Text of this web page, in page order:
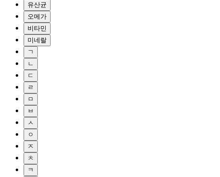
유산균
오메가
비타민
미네랄
ㄱ
ㄴ
ㄷ
ㄹ
ㅁ
ㅂ
ㅅ
ㅇ
ㅈ
ㅊ
ㅋ